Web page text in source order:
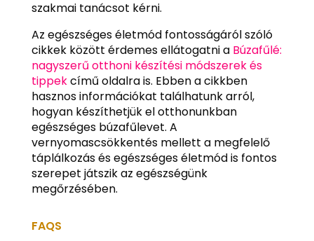
szakmai tanácsot kérni.
Az egészséges életmód fontosságáról szóló
cikkek között érdemes ellátogatni a Búzafűlé:
nagyszerű otthoni készítési módszerek és
tippekcímű oldalra is. Ebben a cikkben
hasznos információkat találhatunk arról,
hogyan készíthetjük el otthonunkban
egészséges búzafűlevet. A
vernyomascsökkentés mellett a megfelelő
táplálkozás és egészséges életmód is fontos
szerepet játszik az egészségünk
megőrzésében.
FAQS